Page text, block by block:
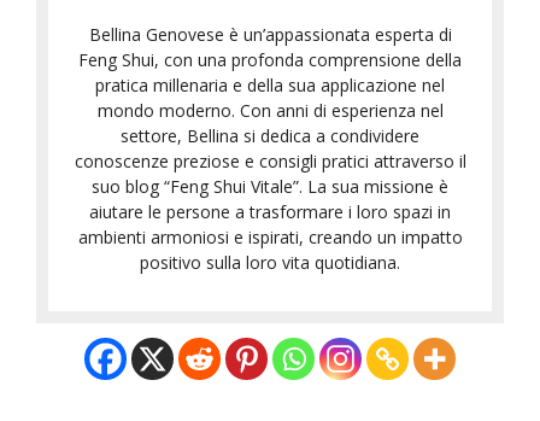
Bellina Genovese è un’appassionata esperta di
Feng Shui, con una profonda comprensione della
pratica millenaria e della sua applicazione nel
mondo moderno. Con anni di esperienza nel
settore, Bellina si dedica a condividere
conoscenze preziose e consigli pratici attraverso il
suo blog “Feng Shui Vitale”. La sua missione è
aiutare le persone a trasformare i loro spazi in
ambienti armoniosi e ispirati, creando un impatto
positivo sulla loro vita quotidiana.